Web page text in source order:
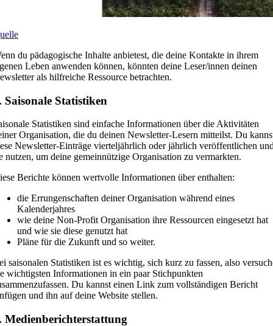
du pädagogische Inhalte anbietest, die deine Kontakte in ihrem
Leben anwenden können, könnten deine Leser/innen deinen
als hilfreiche Ressource betrachten.
Saisonale Statistiken
Statistiken sind einfache Informationen über die Aktivitäten
Organisation, die du deinen Newsletter-Lesern mitteilst. Du
Newsletter-Einträge vierteljährlich oder jährlich veröffentlichen
nutzen, um deine gemeinnützige Organisation zu vermarkten.
Berichte können wertvolle Informationen über enthalten:
die Errungenschaften deiner Organisation während eines
Kalenderjahres
wie deine Non-Profit Organisation ihre Ressourcen eingesetzt hat
und wie sie diese genutzt hat
Pläne für die Zukunft und so weiter.
saisonalen Statistiken ist es wichtig, sich kurz zu fassen, also
wichtigsten Informationen in ein paar Stichpunkten
Du kannst einen Link zum vollständigen Bericht
und ihn auf deine Website stellen.
Medienberichterstattung